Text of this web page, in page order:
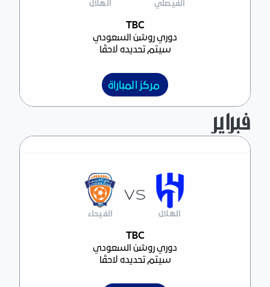
مركز المباراةTBC
دوري روشن السعودي
سيتم تحديده لاحقًا
الفيصلي الهلال
مركز المباراة
فبراير
مركز المباراةTBC
دوري روشن السعودي
سيتم تحديده لاحقًا
الهلال
VS
الفيحاء